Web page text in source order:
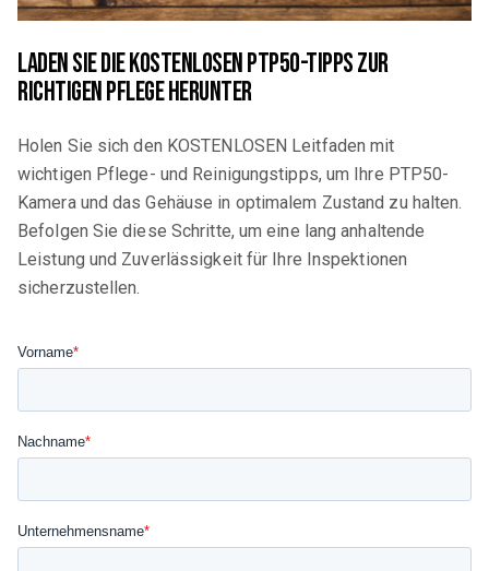
Laden Sie die KOSTENLOSEN PTP50-Tipps zur
richtigen Pflege herunter
Holen Sie sich den KOSTENLOSEN Leitfaden mit
wichtigen Pflege- und Reinigungstipps, um Ihre PTP50-
Kamera und das Gehäuse in optimalem Zustand zu halten.
Befolgen Sie diese Schritte, um eine lang anhaltende
Leistung und Zuverlässigkeit für Ihre Inspektionen
sicherzustellen.